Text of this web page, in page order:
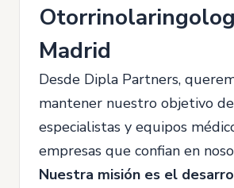
Madrid
Desde Dipla Partners,
mantener nuestro objetivo
especialistas y equipos
empresas que confian en
Nuestra misión es el